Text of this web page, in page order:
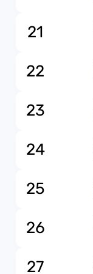
21
22
23
24
25
26
27